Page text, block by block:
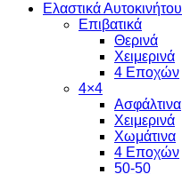
Ελαστικά Αυτοκινήτου
Επιβατικά
Θερινά
Χειμερινά
4 Εποχών
4×4
Ασφάλτινα
Χειμερινά
Χωμάτινα
4 Εποχών
50-50